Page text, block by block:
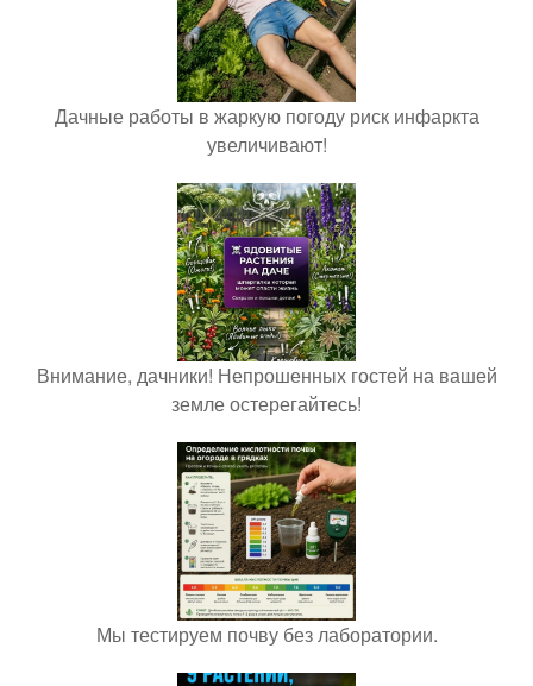
Дачные работы в жаркую погоду риск инфаркта
увеличивают!
Внимание, дачники! Непрошенных гостей на вашей
земле остерегайтесь!
Мы тестируем почву без лаборатории.